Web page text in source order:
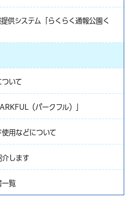
供システム「らくらく通報公園く
いて
（パークフル）」
用などについて
介します
一覧